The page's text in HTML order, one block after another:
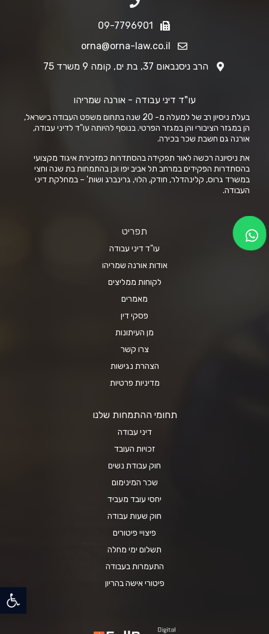
פתח
09-7796901
orna@orna-law.co.il
הרב ניסנבאום 37, בת ים, קומה 9 משרד 75
עו"ד דיני עבודה - אורנה שמריהו
בעלת ניסיון רב של למעלה מ- 20 שנה בתחום משפט העבודה בישראל,
הן במגזר הציבורי והן במגזר הפרטי. בנוסף להיותה עו"ד לדיני עבודה,
אורנה גם חשבת שכר בכירה.
את ניסיונה רכשה לאור תפקידה בהסתדרות כמזכירת איגוד מקצועי
בהסתדרות הפקידים במרחב תל אביב יפו וכן בהתמחות בת שנה וחצי
במשרד גרוס, קלינהדלר, חודק, הלוי, גרינברג ושות' – במחלקת דיני
העבודה.
תפריט
עו"ד דיני עבודה
אודות אורנה שמריהו
לקוחות ממליצים
מאמרים
פסקי דין
מן העיתונות
צרו קשר
הצהרת נגישות
מדיניות פרטיות
תחומי ההתמחות שלנו
דיני עבודה
זכויות העובד
חוק עבודת נשים
שכר המינימום
יחסי עובד מעביד
חוק שעות עבודה
פיצויי פיטורים
תשלום ימי מחלה
התעמרות בעבודה
פיטורי אישה בהריון